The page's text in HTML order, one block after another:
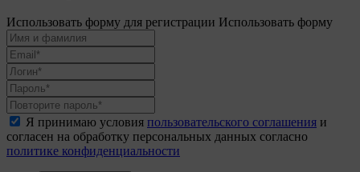
Использовать форму для регистрации Использовать форму
Я принимаю условия пользовательского соглашения и
согласен на обработку персональных данных согласно
политике конфиденциальности